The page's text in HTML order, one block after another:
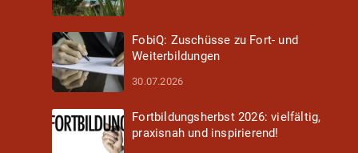
FobiQ: Zuschüsse zu Fort- und
Weiterbildungen
30.07.2026
Fortbildungsherbst 2026: vielfältig,
praxisnah und inspirierend!